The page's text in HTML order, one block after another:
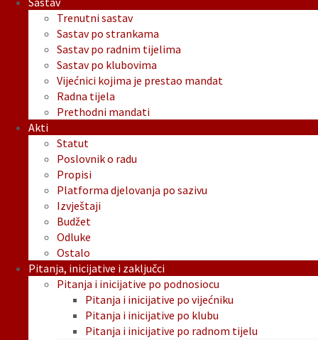
Trenutni sastav
Sastav po strankama
Sastav po radnim tijelima
Sastav po klubovima
Vijećnici kojima je prestao mandat
Radna tijela
Prethodni mandati
Akti
Statut
Poslovnik o radu
Propisi
Platforma djelovanja po sazivu
Izvještaji
Budžet
Odluke
Ostalo
Pitanja, inicijative i zaključci
Pitanja i inicijative po podnosiocu
Pitanja i inicijative po vijećniku
Pitanja i inicijative po klubu
Pitanja i inicijative po radnom tijelu